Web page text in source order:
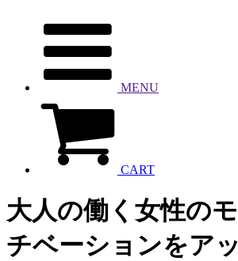
MENU
CART
大人の働く女性のモ
チベーションをアッ